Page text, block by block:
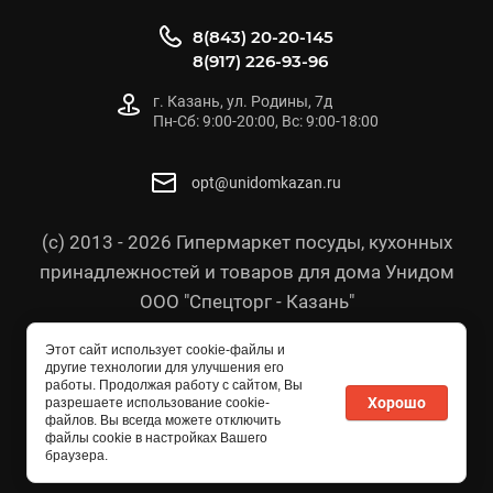
(с) 2013 - 2026 Гипермаркет посуды, кухонных
принадлежностей и товаров для дома Унидом
ООО "Спецторг - Казань"
Согласие на обработку персональных данных
Политика в отношении персональных данных
8(843) 20-20-145
8(917) 226-93-96
г. Казань, ул. Родины, 7д
Пн-Сб: 9:00-20:00, Вс: 9:00-18:00
opt@unidomkazan.ru
Этот сайт использует cookie-файлы и
другие технологии для улучшения его
работы. Продолжая работу с сайтом, Вы
разрешаете использование cookie-
файлов. Вы всегда можете отключить
файлы cookie в настройках Вашего
браузера.
Хорошо